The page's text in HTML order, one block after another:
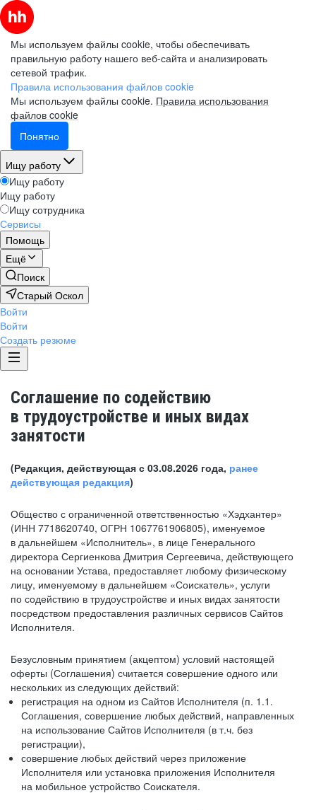
Мы используем файлы cookie, чтобы обеспечивать
правильную работу нашего веб-сайта и анализировать
сетевой трафик.
Правила использования файлов cookie
Мы используем файлы cookie. Правила использования
файлов cookie
Понятно
Ищу работу
Ищу работу
Ищу работу
Ищу сотрудника
Сервисы
Помощь
Ещё
Поиск
Старый Оскол
Войти
Войти
Создать резюме
Соглашение по содействию
в трудоустройстве и иных видах
занятости
(Редакция, действующая с 03.08.2026 года, ранее
действующая редакция)
Общество с ограниченной ответственностью «Хэдхантер»
(ИНН 7718620740, ОГРН 1067761906805), именуемое
в дальнейшем «Исполнитель», в лице Генерального
директора Сергиенкова Дмитрия Сергеевича, действующего
на основании Устава, предоставляет любому физическому
лицу, именуемому в дальнейшем «Соискатель», услуги
по содействию в трудоустройстве и иных видах занятости
посредством предоставления различных сервисов Сайтов
Исполнителя.
Безусловным принятием (акцептом) условий настоящей
оферты (Соглашения) считается совершение одного или
нескольких из следующих действий:
регистрация на одном из Сайтов Исполнителя (п. 1.1.
Соглашения, совершение любых действий, направленных
на использование Сайтов Исполнителя (в т.ч. без
регистрации),
совершение любых действий через приложение
Исполнителя или установка приложения Исполнителя
на мобильное устройство Соискателя.